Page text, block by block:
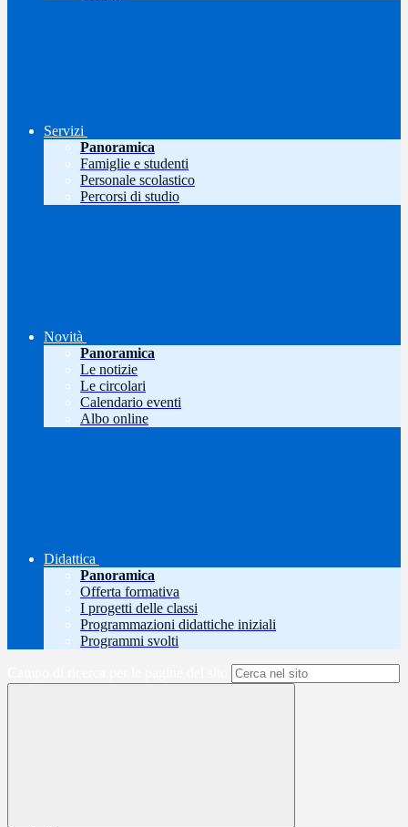
Servizi
Panoramica
Famiglie e studenti
Personale scolastico
Percorsi di studio
Novità
Panoramica
Le notizie
Le circolari
Calendario eventi
Albo online
Didattica
Panoramica
Offerta formativa
I progetti delle classi
Programmazioni didattiche iniziali
Programmi svolti